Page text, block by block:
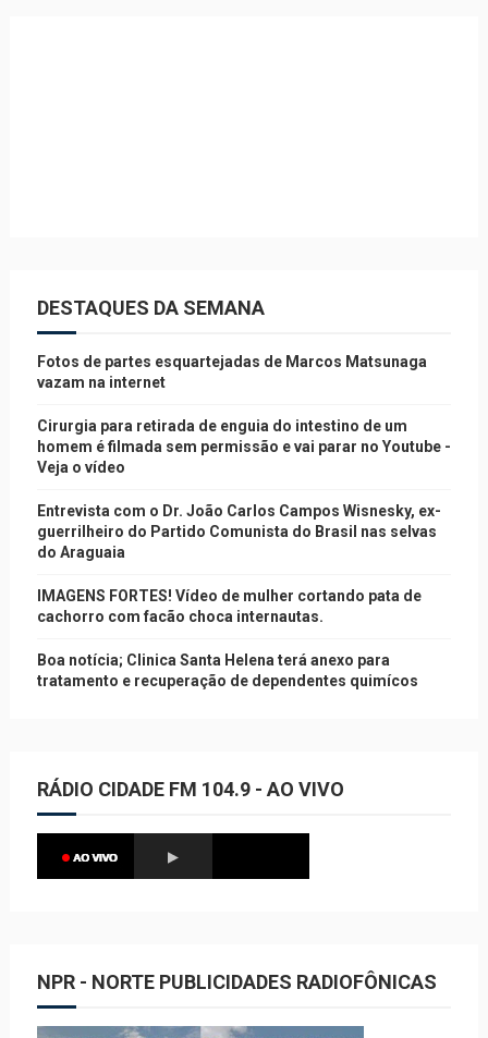
DESTAQUES DA SEMANA
Fotos de partes esquartejadas de Marcos Matsunaga
vazam na internet
Cirurgia para retirada de enguia do intestino de um
homem é filmada sem permissão e vai parar no Youtube -
Veja o vídeo
Entrevista com o Dr. João Carlos Campos Wisnesky, ex-
guerrilheiro do Partido Comunista do Brasil nas selvas
do Araguaia
IMAGENS FORTES! Vídeo de mulher cortando pata de
cachorro com facão choca internautas.
Boa notícia; Clinica Santa Helena terá anexo para
tratamento e recuperação de dependentes quimícos
RÁDIO CIDADE FM 104.9 - AO VIVO
NPR - NORTE PUBLICIDADES RADIOFÔNICAS